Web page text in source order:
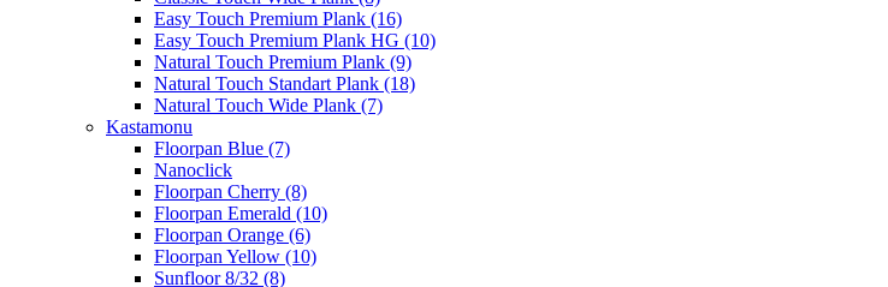
Easy Touch Premium Plank (16)
Easy Touch Premium Plank HG (10)
Natural Touch Premium Plank (9)
Natural Touch Standart Plank (18)
Natural Touch Wide Plank (7)
Kastamonu
Floorpan Blue (7)
Nanoclick
Floorpan Cherry (8)
Floorpan Emerald (10)
Floorpan Orange (6)
Floorpan Yellow (10)
Sunfloor 8/32 (8)